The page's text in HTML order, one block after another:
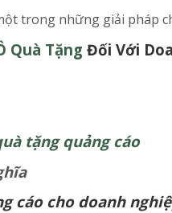
trong những giải pháp
Quà Tặng Đối Với
tặng quảng cáo
cáo cho doanh